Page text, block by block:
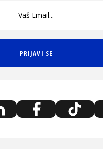
PRIJAVI SE